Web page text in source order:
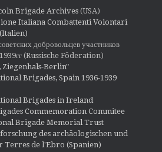
Brigade Archives (USA)
Italiana Combattenti Volontari
добровольцев участников
(Russische Föderation)
Ziegenhals-Berlin"
Brigades, Spain 1936-1939
Brigades in Ireland
Commemoration Commitee
Brigade Memorial Trust
des archäologischen und
Terres de l'Ebro (Spanien)